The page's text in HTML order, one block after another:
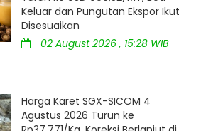
Keluar dan Pungutan Ekspor Ikut
Disesuaikan
02 August 2026 , 15:28 WIB
Harga Karet SGX-SICOM 4
Agustus 2026 Turun ke